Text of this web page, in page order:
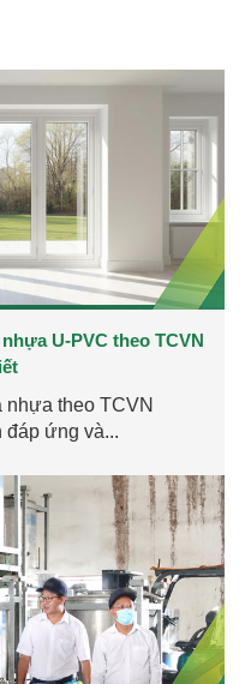
U-PVC theo TCVN
theo TCVN
đáp ứng và...